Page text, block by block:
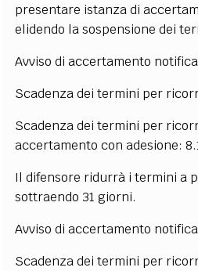
presentare istanza di
elidendo la sospensione dei
Avviso di accertamento
Scadenza dei termini per
Scadenza dei termini per
accertamento con adesione:
Il difensore ridurrà i termini a
sottraendo 31 giorni.
Avviso di accertamento
Scadenza dei termini per